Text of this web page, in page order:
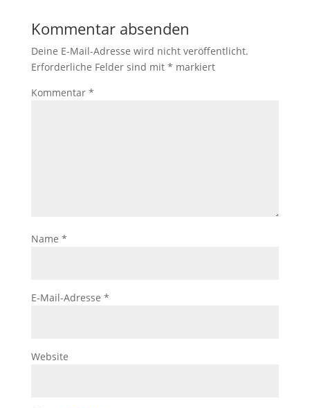
Kommentar absenden
Deine E-Mail-Adresse wird nicht veröffentlicht.
Erforderliche Felder sind mit * markiert
Kommentar *
Name *
E-Mail-Adresse *
Website